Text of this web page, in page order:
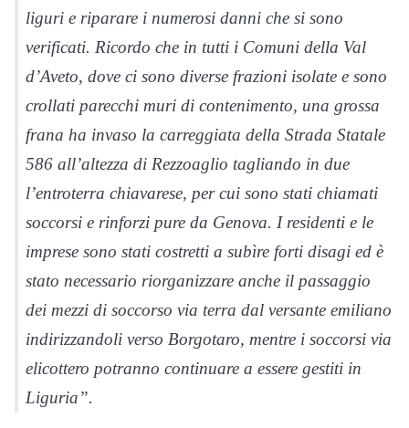
liguri e riparare i numerosi danni che si sono
verificati. Ricordo che in tutti i Comuni della Val
d’Aveto, dove ci sono diverse frazioni isolate e sono
crollati parecchi muri di contenimento, una grossa
frana ha invaso la carreggiata della Strada Statale
586 all’altezza di Rezzoaglio tagliando in due
l’entroterra chiavarese, per cui sono stati chiamati
soccorsi e rinforzi pure da Genova. I residenti e le
imprese sono stati costretti a subìre forti disagi ed è
stato necessario riorganizzare anche il passaggio
dei mezzi di soccorso via terra dal versante emiliano
indirizzandoli verso Borgotaro, mentre i soccorsi via
elicottero potranno continuare a essere gestiti in
Liguria”.